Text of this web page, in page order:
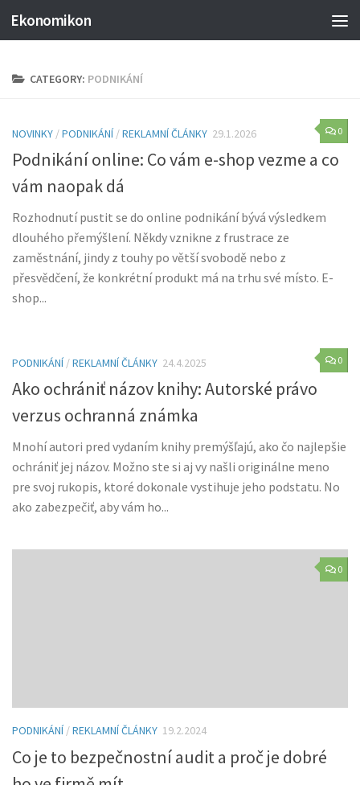
Ekonomikon
CATEGORY: PODNIKÁNÍ
0
NOVINKY /PODNIKÁNÍ /REKLAMNÍ ČLÁNKY 29.1.2026
Podnikání online: Co vám e-shop vezme a co
vám naopak dá
Rozhodnutí pustit se do online podnikání bývá výsledkem
dlouhého přemýšlení. Někdy vznikne z frustrace ze
zaměstnání, jindy z touhy po větší svobodě nebo z
přesvědčení, že konkrétní produkt má na trhu své místo. E-
shop...
0
PODNIKÁNÍ /REKLAMNÍ ČLÁNKY 24.4.2025
Ako ochrániť názov knihy: Autorské právo
verzus ochranná známka
Mnohí autori pred vydaním knihy premýšľajú, ako čo najlepšie
ochrániť jej názov. Možno ste si aj vy našli originálne meno
pre svoj rukopis, ktoré dokonale vystihuje jeho podstatu. No
ako zabezpečiť, aby vám ho...
0
PODNIKÁNÍ /REKLAMNÍ ČLÁNKY 19.2.2024
Co je to bezpečnostní audit a proč je dobré